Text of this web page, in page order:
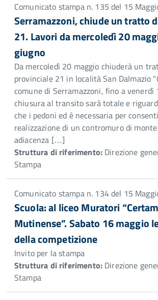
Comunicato stampa n. 135 del 15
Serramazzoni, chiude un tratto
21. Lavori da mercoledì 20
giugno
Da mercoledì 20 maggio chiuderà un
provinciale 21 in località San Dalmazio
comune di Serramazzoni, fino a venerdì
chiusura al transito sarà totale e
che i pedoni ed è necessaria per
realizzazione di un contromuro di
adiacenza […]
Struttura di riferimento: Direzione
Stampa
Comunicato stampa n. 134 del 15
Scuola: al liceo Muratori
Mutinense”. Sabato 16 maggio
della competizione
Invito per la stampa
Struttura di riferimento: Direzione
Stampa